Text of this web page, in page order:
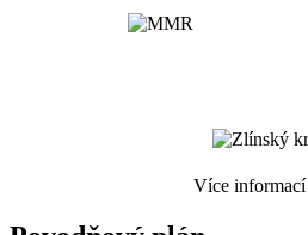
Více informací